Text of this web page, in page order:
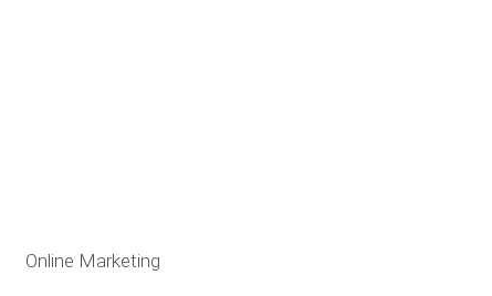
Online Marketing